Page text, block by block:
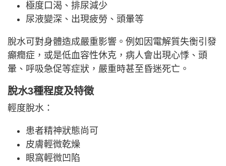
極度口渴、排尿減少
尿液變深、出現疲勞、頭暈等
脫水可對身體造成嚴重影響。例如因電解質失衡引發
癲癇症，或是低血容性休克，病人會出現心悸、頭
暈、呼吸急促等症狀，嚴重時甚至昏迷死亡。
脫水3種程度及特徵
輕度脫水：
患者精神狀態尚可
皮膚輕微乾燥
眼窩輕微凹陷